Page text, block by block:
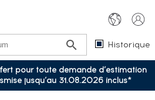
Historique
pour toute demande d’estimation
jusqu’au 31.08.2026 inclus*